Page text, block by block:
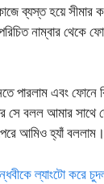
ব্যস্ত হয়ে সীমার
নাম্বার থেকে
পারলাম এবং
সে বলল আমার সাথে
আমিও হ্যাঁ বললাম।
ল্যাংটো করে